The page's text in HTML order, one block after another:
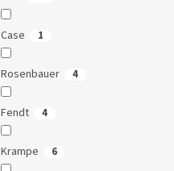
Case 1
Rosenbauer 4
Fendt 4
Krampe 6